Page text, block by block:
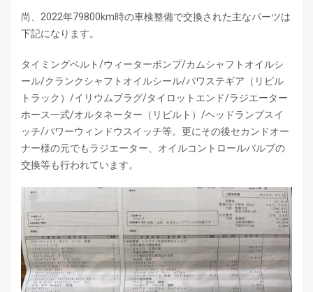
尚、2022年79800km時の車検整備で交換された主なパーツは
下記になります。
タイミングベルト/ウィーターポンプ/カムシャフトオイルシ
ール/クランクシャフトオイルシール/パワステギア（リビル
トラック）/イリウムプラグ/タイロットエンド/ラジエーター
ホース一式/オルタネーター（リビルト）/ヘッドランプスイ
ッチ/パワーウィンドウスイッチ等。更にその後セカンドオー
ナー様の元でもラジエーター、オイルコントロールバルブの
交換等も行われています。